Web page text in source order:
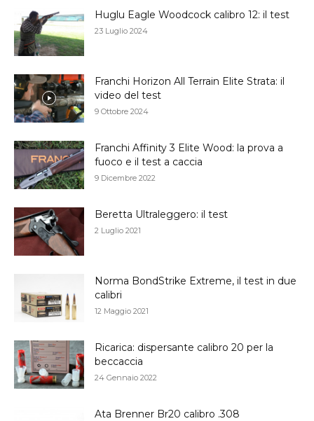
Huglu Eagle Woodcock calibro 12: il test
23 Luglio 2024
Franchi Horizon All Terrain Elite Strata: il
video del test
9 Ottobre 2024
Franchi Affinity 3 Elite Wood: la prova a
fuoco e il test a caccia
9 Dicembre 2022
Beretta Ultraleggero: il test
2 Luglio 2021
Norma BondStrike Extreme, il test in due
calibri
12 Maggio 2021
Ricarica: dispersante calibro 20 per la
beccaccia
24 Gennaio 2022
Ata Brenner Br20 calibro .308